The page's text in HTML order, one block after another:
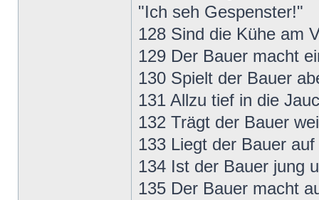
"Ich seh Gespenster!"
128 Sind die Kühe am
129 Der Bauer macht
130 Spielt der Bauer
131 Allzu tief in die
132 Trägt der Bauer
133 Liegt der Bauer
134 Ist der Bauer jung
135 Der Bauer macht